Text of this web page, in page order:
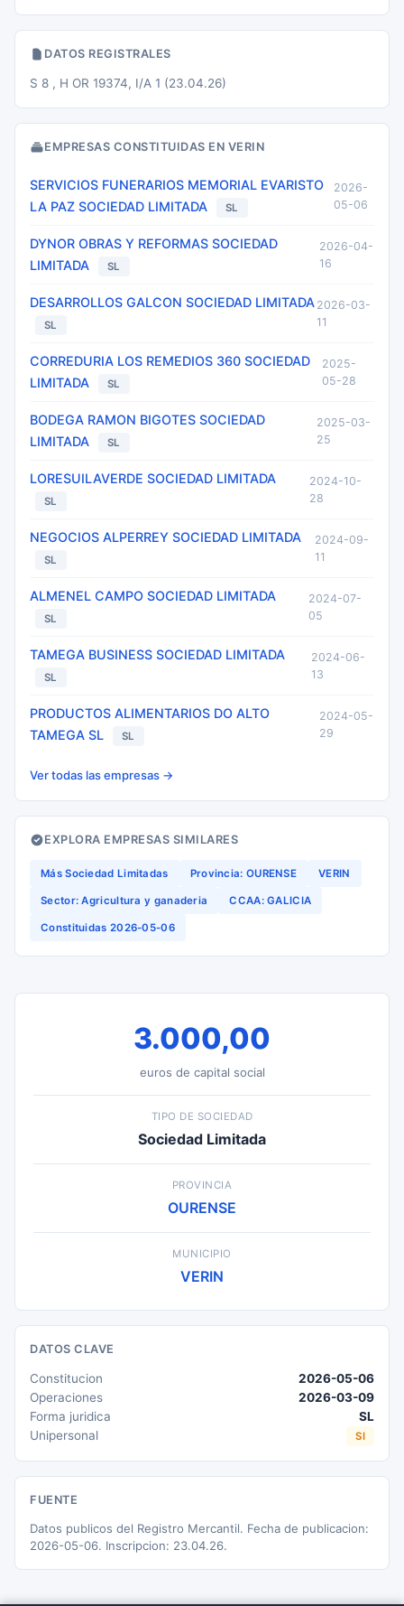
DATOS REGISTRALES
S 8 , H OR 19374, I/A 1 (23.04.26)
EMPRESAS CONSTITUIDAS EN VERIN
SERVICIOS FUNERARIOS MEMORIAL EVARISTO
LA PAZ SOCIEDAD LIMITADA
SL
2026-
05-06
DYNOR OBRAS Y REFORMAS SOCIEDAD
LIMITADA
SL
2026-04-
16
DESARROLLOS GALCON SOCIEDAD LIMITADA
SL
2026-03-
11
CORREDURIA LOS REMEDIOS 360 SOCIEDAD
LIMITADA
SL
2025-
05-28
BODEGA RAMON BIGOTES SOCIEDAD
LIMITADA
SL
2025-03-
25
LORESUILAVERDE SOCIEDAD LIMITADA
SL
2024-10-
28
NEGOCIOS ALPERREY SOCIEDAD LIMITADA
SL
2024-09-
11
ALMENEL CAMPO SOCIEDAD LIMITADA
SL
2024-07-
05
TAMEGA BUSINESS SOCIEDAD LIMITADA
SL
2024-06-
13
PRODUCTOS ALIMENTARIOS DO ALTO
TAMEGA SL
SL
2024-05-
29
Ver todas las empresas →
EXPLORA EMPRESAS SIMILARES
Más Sociedad Limitadas Provincia: OURENSE VERIN
Sector: Agricultura y ganaderia CCAA: GALICIA
Constituidas 2026-05-06
3.000,00
euros de capital social
TIPO DE SOCIEDAD
Sociedad Limitada
PROVINCIA
OURENSE
MUNICIPIO
VERIN
DATOS CLAVE
Constitucion
2026-05-06
Operaciones
2026-03-09
Forma juridica
SL
Unipersonal
SI
FUENTE
Datos publicos del Registro Mercantil. Fecha de publicacion:
2026-05-06. Inscripcion: 23.04.26.